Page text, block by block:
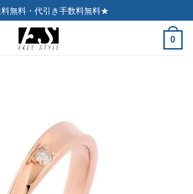
無料・代引き手数料無料★
0